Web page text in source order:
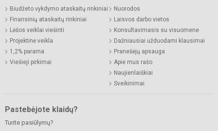
Biudžeto vykdymo ataskaitų rinkiniai
Finansinių ataskaitų rinkiniai
Lėšos veiklai viešinti
Projektinė veikla
1,2% parama
Viešieji pirkimai
Nuorodos
Laisvos darbo vietos
Konsultavimasis su visuomene
Dažniausiai užduodami klausimai
Pranešėjų apsauga
Apie mus rašo
Naujienlaiškiai
Sveikinimai
Pastebėjote klaidų?
Turite pasiūlymų?